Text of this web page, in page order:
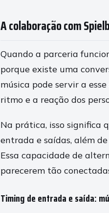
A colaboração com
Quando a parceria
porque existe uma
música pode servir a
ritmo e a reação dos
Na prática, isso significa
entrada e saídas, além
Essa capacidade de
parecerem tão
Timing de entrada e saída: